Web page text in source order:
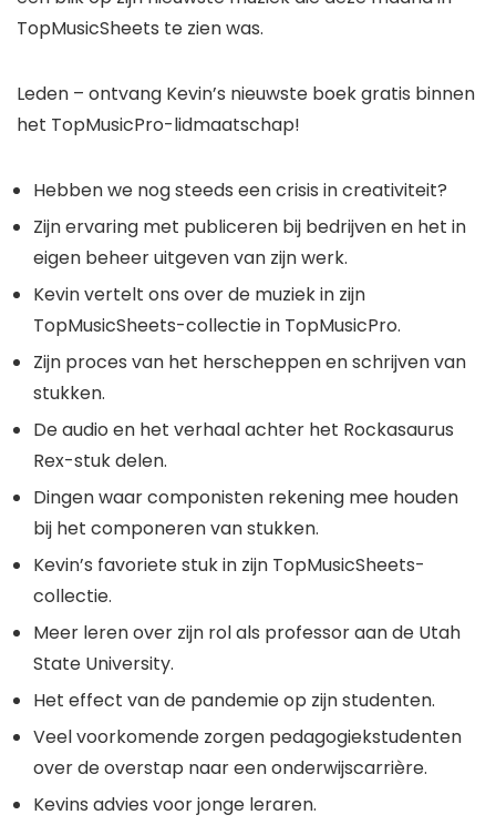
TopMusicSheets te zien was.
Leden – ontvang Kevin’s nieuwste boek gratis binnen
het TopMusicPro-lidmaatschap!
Hebben we nog steeds een crisis in creativiteit?
Zijn ervaring met publiceren bij bedrijven en het in
eigen beheer uitgeven van zijn werk.
Kevin vertelt ons over de muziek in zijn
TopMusicSheets-collectie in TopMusicPro.
Zijn proces van het herscheppen en schrijven van
stukken.
De audio en het verhaal achter het Rockasaurus
Rex-stuk delen.
Dingen waar componisten rekening mee houden
bij het componeren van stukken.
Kevin’s favoriete stuk in zijn TopMusicSheets-
collectie.
Meer leren over zijn rol als professor aan de Utah
State University.
Het effect van de pandemie op zijn studenten.
Veel voorkomende zorgen pedagogiekstudenten
over de overstap naar een onderwijscarrière.
Kevins advies voor jonge leraren.